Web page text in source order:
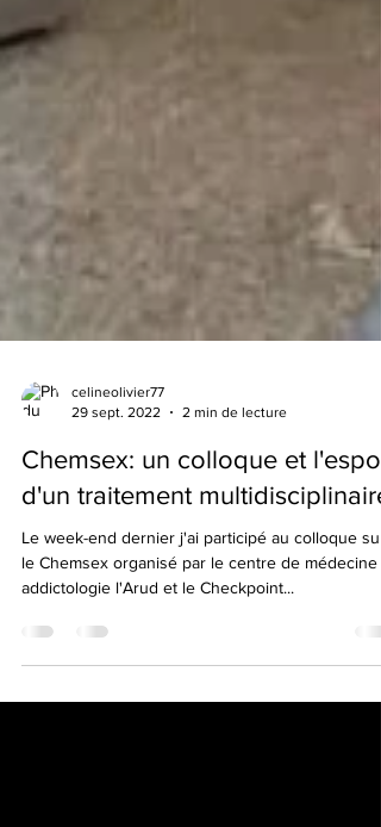
2 min de lecture
Chemsex: un colloque et l'espoir
d'un traitement multidisciplinaire
Le week-end dernier j'ai participé au colloque sur
le Chemsex organisé par le centre de médecine
addictologie l'Arud et le Checkpoint...